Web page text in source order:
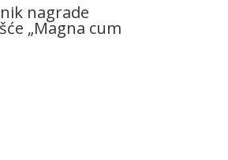
nagrade
„Magna cum